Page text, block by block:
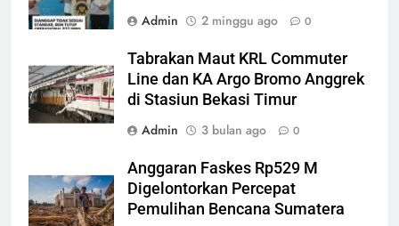
Admin
2 minggu ago 0
Tabrakan Maut KRL Commuter
Line dan KA Argo Bromo Anggrek
di Stasiun Bekasi Timur
Admin
3 bulan ago 0
Anggaran Faskes Rp529 M
Digelontorkan Percepat
Pemulihan Bencana Sumatera